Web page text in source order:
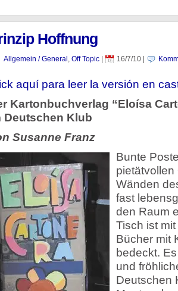
Hoffnung
Allgemein / General , Off Topic| 16/7/10|
aquí para leer la versión en
Kartonbuchverlag “Eloísa
Deutschen Klub
Susanne Franz
Bunte
Wänden
fast
den Raum
Tisch ist
Bücher mit
bedeckt.
und
Deutschen